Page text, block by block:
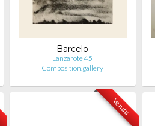
Barcelo
Lanzarote 45
Composition.gallery
Vendu